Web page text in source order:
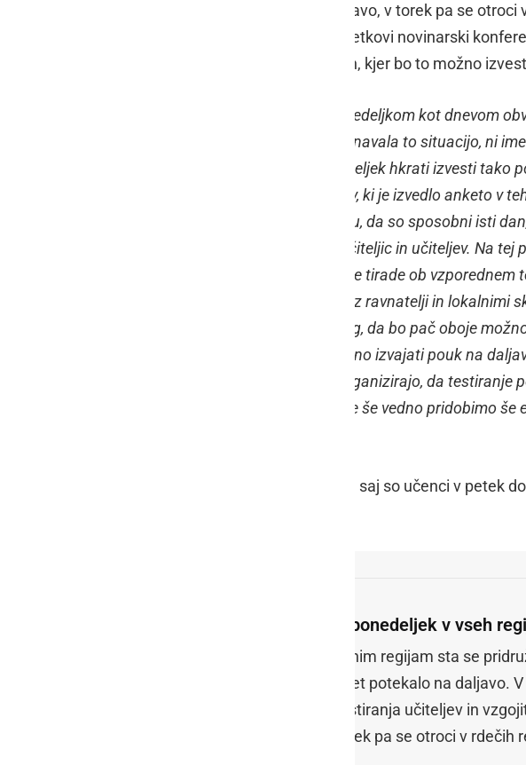
vzgojiteljev šolanje potekalo na daljavo, v torek pa se
na petkovi novinarski
potekal pouk v šolah v rdečih regijah, kjer bo to možno
Nekaj je bilo dilem tudi v zvezi s ponedeljkom kot dnevom
v razredih. Vlada v sredo, ko je obravnavala to situacijo, ni
odločitev o tem, ali je možno v ponedeljek hkrati izvesti
nam je pomagalo društvo ravnateljev, ki je izvedlo anketo v
anketi odzvalo pozitivno v tem smislu, da so sposobni isti
ponovno testiranje zaposlenih oz. učiteljic in učiteljev. Na
bo v ponedeljek možen tudi pouk prve tirade ob
izvajalce testiranja, da se v povezavi z ravnatelji in lokalnimi
najprimernejši način in za tak tajming, da bo pač oboje
mogoče in tam bo pač ta dan potrebno izvajati pouk na
vseeno možno. Tam, kjer se lahko organizirajo, da testiranje
test veljal. Na ta način v večini države še vedno pridobimo
A na katerih šolah bo tako, ni znano, saj so učenci v petek
V ponedeljek v vseh
Črnim regijam sta se
spet potekalo na daljavo.
testiranja učiteljev in
torek pa se otroci v rdečih